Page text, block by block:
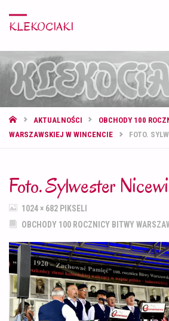
KLEKOCIAKI
STRONA
GŁÓWNA
AKTUALNOŚCI
OBCHODY 100
WARSZAWSKIEJ W WINCENCIE
FOTO.
Foto. Sylwester
PEŁNY
ROZMIAR
1024 × 682 PIKSELI
OBCHODY 100 ROCZNICY BITWY